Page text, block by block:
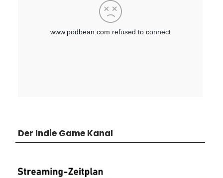
Der Indie Game Kanal